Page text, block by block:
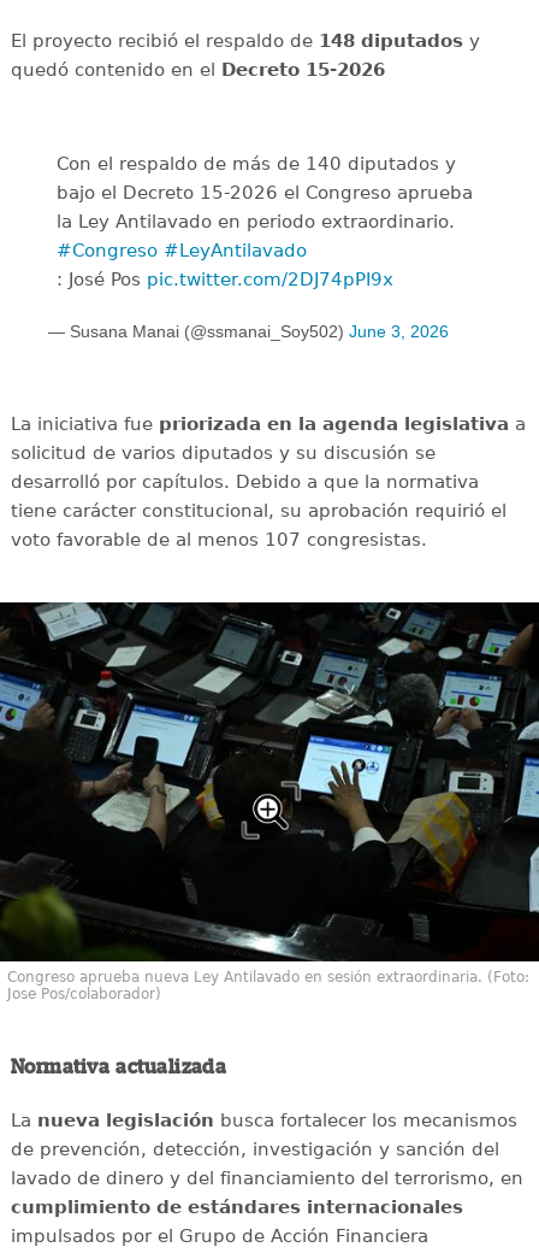
El proyecto recibió el respaldo de 148 diputadosy
quedó contenido en el Decreto 15-2026
Con el respaldo de más de 140 diputados y
bajo el Decreto 15-2026 el Congreso aprueba
la Ley Antilavado en periodo extraordinario.
#Congreso #LeyAntilavado
: José Pos pic.twitter.com/2DJ74pPI9x
— Susana Manai (@ssmanai_Soy502) June 3, 2026
La iniciativa fuepriorizada en la agenda legislativa a
solicitud de varios diputados y su discusión se
desarrolló por capítulos. Debido a que la normativa
tiene carácter constitucional, su aprobación requirió el
voto favorable de al menos 107 congresistas.
Congreso aprueba nueva Ley Antilavado en sesión extraordinaria. (Foto:
Jose Pos/colaborador)
Normativa actualizada
La nueva legislación busca fortalecer los mecanismos
de prevención, detección, investigación y sanción del
lavado de dinero y del financiamiento del terrorismo, en
cumplimiento de estándares internacionales
impulsados por el Grupo de Acción Financiera